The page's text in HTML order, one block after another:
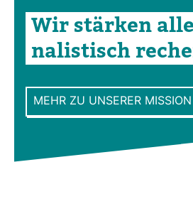
Wir stärken
na­lis­tisch
MEHR ZU UNSERER MISSION